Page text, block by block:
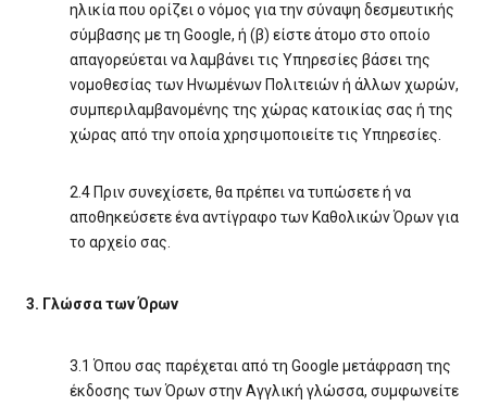
ηλικία που ορίζει ο νόμος για την σύναψη δεσμευτικής
σύμβασης με τη Google, ή (β) είστε άτομο στο οποίο
απαγορεύεται να λαμβάνει τις Υπηρεσίες βάσει της
νομοθεσίας των Ηνωμένων Πολιτειών ή άλλων χωρών,
συμπεριλαμβανομένης της χώρας κατοικίας σας ή της
χώρας από την οποία χρησιμοποιείτε τις Υπηρεσίες.
2.4 Πριν συνεχίσετε, θα πρέπει να τυπώσετε ή να
αποθηκεύσετε ένα αντίγραφο των Καθολικών Όρων για
το αρχείο σας.
3. Γλώσσα των Όρων
3.1 Όπου σας παρέχεται από τη Google μετάφραση της
έκδοσης των Όρων στην Αγγλική γλώσσα, συμφωνείτε